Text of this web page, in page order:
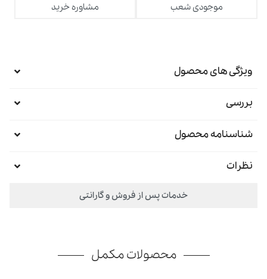
موجودی شعب مشاوره خرید
ویژگی های محصول
بررسی
شناسنامه محصول
نظرات
خدمات پس از فروش و گارانتی
محصولات مکمل